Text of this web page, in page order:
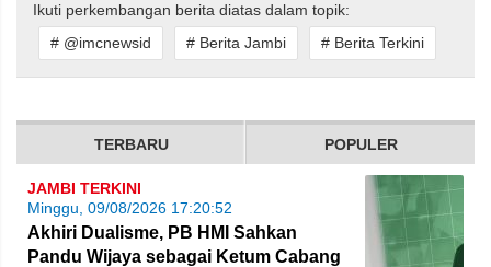
Ikuti perkembangan berita diatas dalam topik:
# @imcnewsid
# Berita Jambi # Berita Terkini
TERBARU POPULER
JAMBI TERKINI
Minggu, 09/08/2026 17:20:52
Akhiri Dualisme, PB HMI Sahkan
Pandu Wijaya sebagai Ketum Cabang